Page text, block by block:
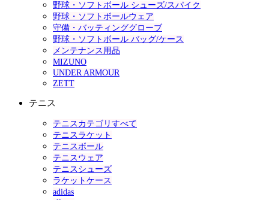
野球・ソフトボール シューズ/スパイク
野球・ソフトボールウェア
守備・バッティンググローブ
野球・ソフトボール バッグ/ケース
メンテナンス用品
MIZUNO
UNDER ARMOUR
ZETT
テニス
テニスカテゴリすべて
テニスラケット
テニスボール
テニスウェア
テニスシューズ
ラケットケース
adidas